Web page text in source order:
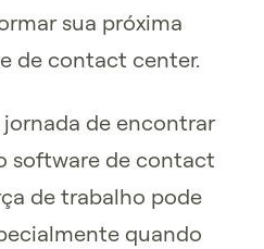
sua próxima
de contact center.
de encontrar
software de contact
de trabalho pode
quando